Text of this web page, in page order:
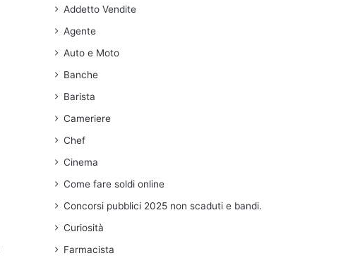
Addetto Vendite
Agente
Auto e Moto
Banche
Barista
Cameriere
Chef
Cinema
Come fare soldi online
Concorsi pubblici 2025 non scaduti e bandi.
Curiosità
Farmacista